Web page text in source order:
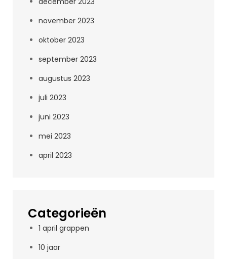
november 2023
oktober 2023
september 2023
augustus 2023
juli 2023
juni 2023
mei 2023
april 2023
Categorieën
1 april grappen
10 jaar